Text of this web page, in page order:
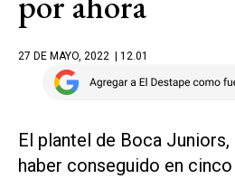
27 DE MAYO, 2022 | 12.01
El plantel de Boca
haber conseguido en